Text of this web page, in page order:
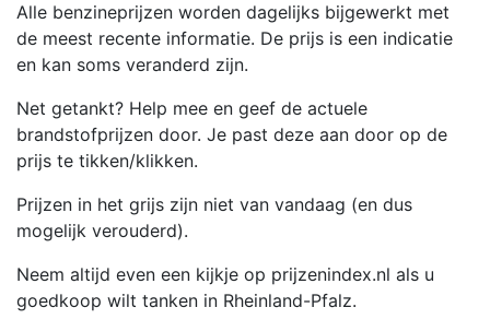
Alle benzineprijzen worden dagelijks bijgewerkt met
de meest recente informatie. De prijs is een indicatie
en kan soms veranderd zijn.
Net getankt? Help mee en geef de actuele
brandstofprijzen door. Je past deze aan door op de
prijs te tikken/klikken.
Prijzen in het grijs zijn niet van vandaag (en dus
mogelijk verouderd).
Neem altijd even een kijkje op prijzenindex.nl als u
goedkoop wilt tanken in Rheinland-Pfalz.